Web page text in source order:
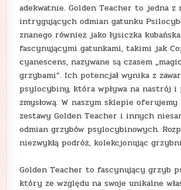
adekwatnie. Golden Teacher to jedna z
intrygujących odmian gatunku
znanego również jako łysiczka
fascynującymi gatunkami, takimi jak
cyanescens, nazywane są czasem
grzybami”. Ich potencjał wynika z
psylocybiny, która wpływa na nastrój i
zmysłową. W naszym sklepie
zestawy Golden Teacher i innych
odmian grzybów psylocybinowych.
niezwykłą podróż, kolekcjonując
Golden Teacher to fascynujący grzyb
który ze względu na swoje unikalne